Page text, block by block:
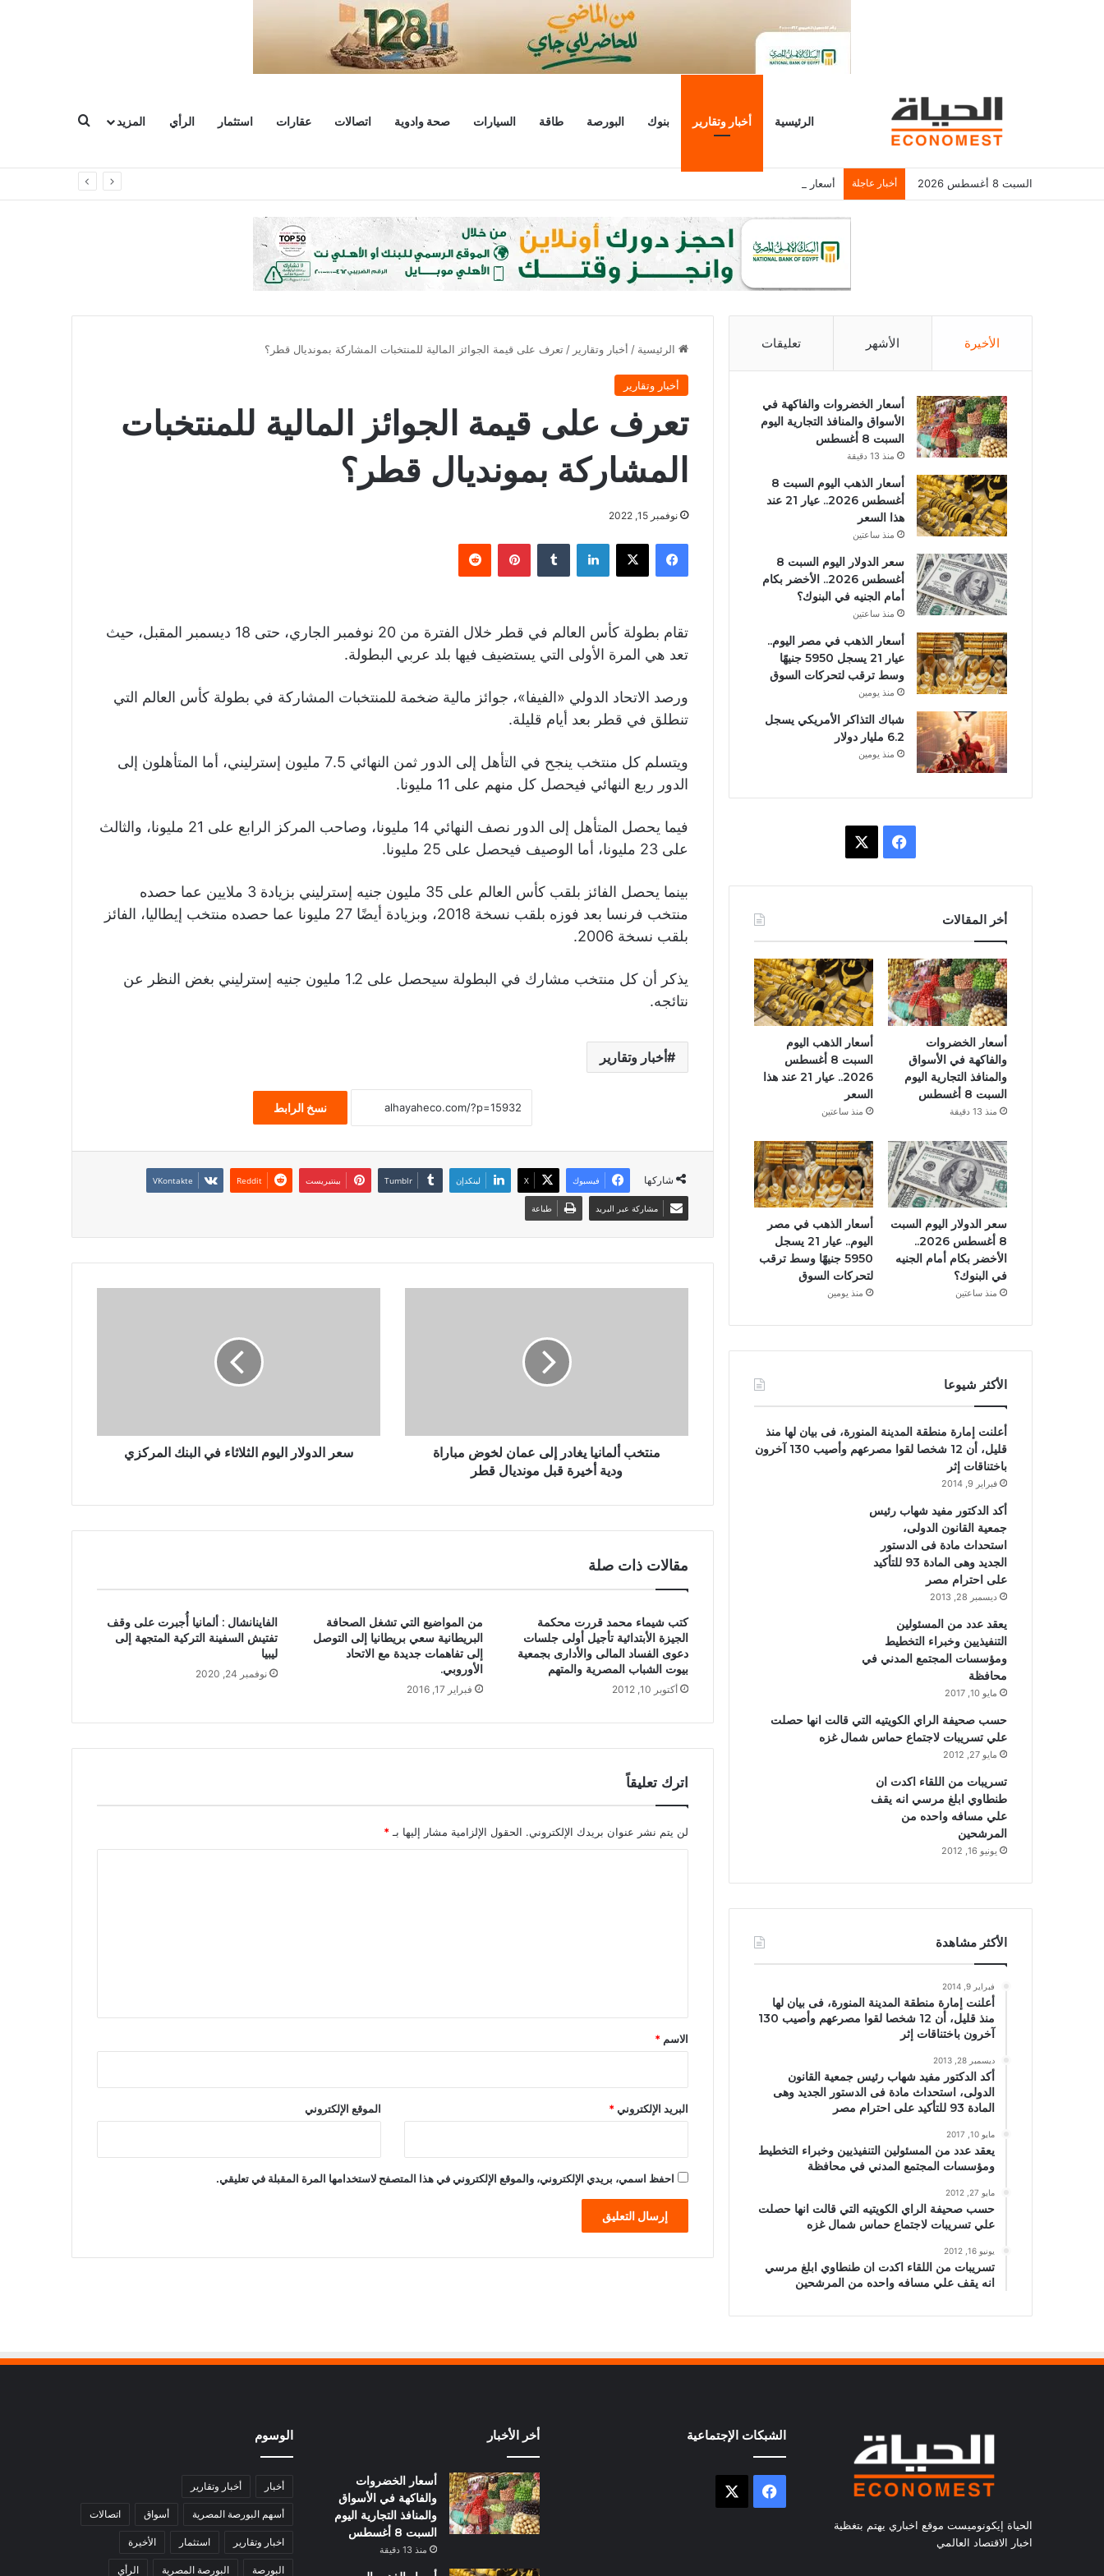
الرئيسية أخبار وتقارير بنوك البورصة طاقة السيارات صحة وادوية اتصالات عقارات استثمار الرأي المزيد
السبت 8 أغسطس 2026 أخبار عاجلة أسعار الذهب اليوم السبت 8 أغسطس 2026.. عيار 21 عند هذا السعر
الرئيسية / أخبار وتقارير / تعرف على قيمة الجوائز المالية للمنتخبات المشاركة بمونديال قطر؟
أخبار وتقارير
تعرف على قيمة الجوائز المالية للمنتخبات
المشاركة بمونديال قطر؟
نوفمبر 15, 2022
فيسبوك لينكدإن بينتيريست
تقام بطولة كأس العالم في قطر خلال الفترة من 20 نوفمبر الجاري، حتى 18 ديسمبر المقبل، حيث
تعد هي المرة الأولى التي يستضيف فيها بلد عربي البطولة.
ورصد الاتحاد الدولي «الفيفا»، جوائز مالية ضخمة للمنتخبات المشاركة في بطولة كأس العالم التي
تنطلق في قطر بعد أيام قليلة.
ويتسلم كل منتخب ينجح في التأهل إلى الدور ثمن النهائي 7.5 مليون إسترليني، أما المتأهلون إلى
الدور ربع النهائي فيحصل كل منهم على 11 مليونا.
فيما يحصل المتأهل إلى الدور نصف النهائي 14 مليونا، وصاحب المركز الرابع على 21 مليونا، والثالث
على 23 مليونا، أما الوصيف فيحصل على 25 مليونا.
بينما يحصل الفائز بلقب كأس العالم على 35 مليون جنيه إسترليني بزيادة 3 ملايين عما حصده
منتخب فرنسا بعد فوزه بلقب نسخة 2018، وبزيادة أيضًا 27 مليونا عما حصده منتخب إيطاليا، الفائز
بلقب نسخة 2006.
يذكر أن كل منتخب مشارك في البطولة سيحصل على 1.2 مليون جنيه إسترليني بغض النظر عن
نتائجه.
أخبار وتقارير
نسخ الرابط
شاركها فيسبوك X لينكدإن بينتيريست
مشاركة عبر البريد طباعة
منتخب ألمانيا يغادر إلى عمان لخوض مباراة
ودية أخيرة قبل مونديال قطر
سعر الدولار اليوم الثلاثاء في البنك المركزي
مقالات ذات صلة
كتب شيماء محمد قررت محكمة
الجيزة الأبتدائية تأجيل أولى جلسات
دعوى الفساد المالى والأدارى بجمعية
بيوت الشباب المصرية والمتهم
أكتوبر 10, 2012
من المواضيع التي تشغل الصحافة
البريطانية سعي بريطانيا إلى التوصل
إلى تفاهمات جديدة مع الاتحاد
الأوروبي.
فبراير 17, 2016
الفاينانشال : ألمانيا أُجبرت على وقف
تفتيش السفينة التركية المتجهة إلى
ليبيا
نوفمبر 24, 2020
اترك تعليقاً
لن يتم نشر عنوان بريدك الإلكتروني. الحقول الإلزامية مشار إليها بـ *
*
الاسم *
البريد الإلكتروني* الموقع الإلكتروني
احفظ اسمي، بريدي الإلكتروني، والموقع الإلكتروني في هذا المتصفح لاستخدامها المرة المقبلة في تعليقي.
الأخيرة الأشهر تعليقات
أسعار الخضروات والفاكهة في
الأسواق والمنافذ التجارية اليوم
السبت 8 أغسطس
منذ 13 دقيقة
أسعار الذهب اليوم السبت 8
أغسطس 2026.. عيار 21 عند
هذا السعر
منذ ساعتين
سعر الدولار اليوم السبت 8
أغسطس 2026.. الأخضر بكام
أمام الجنيه في البنوك؟
منذ ساعتين
أسعار الذهب في مصر اليوم..
عيار 21 يسجل 5950 جنيهًا
وسط ترقب لتحركات السوق
منذ يومين
شباك التذاكر الأمريكي يسجل
6.2 مليار دولار
منذ يومين
ب
و
ك
أخر المقالات
أسعار الخضروات
والفاكهة في الأسواق
والمنافذ التجارية اليوم
السبت 8 أغسطس
منذ 13 دقيقة
أسعار الذهب اليوم
السبت 8 أغسطس
2026.. عيار 21 عند هذا
السعر
منذ ساعتين
سعر الدولار اليوم السبت
8 أغسطس 2026..
الأخضر بكام أمام الجنيه
في البنوك؟
منذ ساعتين
أسعار الذهب في مصر
اليوم.. عيار 21 يسجل
5950 جنيهًا وسط ترقب
لتحركات السوق
منذ يومين
الأكثر شيوعا
أعلنت إمارة منطقة المدينة المنورة، فى بيان لها منذ
قليل، أن 12 شخصا لقوا مصرعهم وأصيب 130 آخرون
باختناقات إثر
فبراير 9, 2014
أكد الدكتور مفيد شهاب رئيس
جمعية القانون الدولى،
استحداث مادة فى الدستور
الجديد وهى المادة 93 للتأكيد
على احترام مصر
ديسمبر 28, 2013
يعقد عدد من المسئولين
التنفيذيين وخبراء التخطيط
ومؤسسات المجتمع المدني في
محافظة
مايو 10, 2017
حسب صحيفة الراي الكويتيه التي قالت انها حصلت
علي تسريبات لاجتماع حماس شمال غزه
مايو 27, 2012
تسريبات من اللقاء اكدت ان
طنطاوي ابلغ مرسي انه يقف
علي مسافه واحده من
المرشحين
يونيو 16, 2012
الأكثر مشاهدة
فبراير 9, 2014
أعلنت إمارة منطقة المدينة المنورة، فى بيان لها
منذ قليل، أن 12 شخصا لقوا مصرعهم وأصيب 130
آخرون باختناقات إثر
ديسمبر 28, 2013
أكد الدكتور مفيد شهاب رئيس جمعية القانون
الدولى، استحداث مادة فى الدستور الجديد وهى
المادة 93 للتأكيد على احترام مصر
مايو 10, 2017
يعقد عدد من المسئولين التنفيذيين وخبراء التخطيط
ومؤسسات المجتمع المدني في محافظة
مايو 27, 2012
حسب صحيفة الراي الكويتيه التي قالت انها حصلت
علي تسريبات لاجتماع حماس شمال غزه
يونيو 16, 2012
تسريبات من اللقاء اكدت ان طنطاوي ابلغ مرسي
انه يقف علي مسافه واحده من المرشحين
الحياة إيكونوميست موقع اخباري يهتم بتغظية
اخبار الاقتصاد العالمي
الشبكات الإجتماعية
فيسبوك
أخر الأخبار
أسعار الخضروات
والفاكهة في الأسواق
والمنافذ التجارية اليوم
السبت 8 أغسطس
منذ 13 دقيقة
الوسوم
أخبار أخبار وتقارير
أسهم البورصة المصرية أسواق اتصالات
اخبار وتقارير استثمار الأخيرة
البورصة البورصة المصرية الرأي